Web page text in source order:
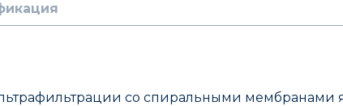
со спиральными